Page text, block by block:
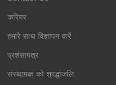
करियर
हमारे साथ विज्ञापन करें
प्रशंसापत्र
संस्थापक को श्रद्धांजलि